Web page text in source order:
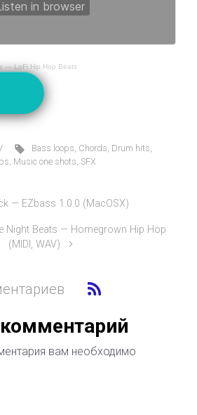
— LoFi Hip Hop Beats
Bass loops, Chords, Drum hits,
, Music one shots, SFX
— EZbass 1.0.0 (MacOSX)
Night Beats — Homegrown Hip Hop
(MIDI, WAV)
вам необходимо